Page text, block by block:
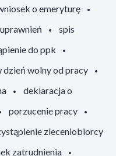
o emeryturę
spis
do ppk
dzień wolny od pracy
deklaracja o
porzucenie pracy
zleceniobiorcy
zatrudnienia